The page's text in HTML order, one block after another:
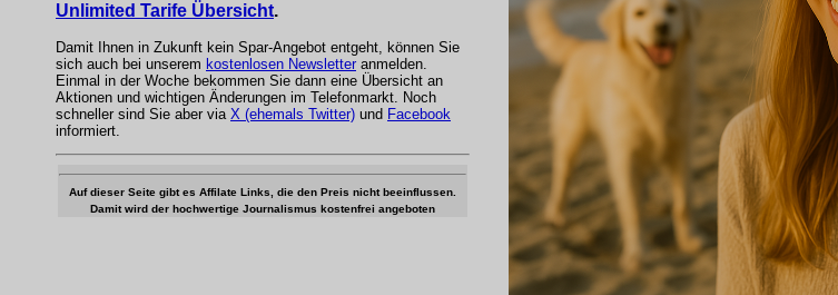
Unlimited Tarife Übersicht.
Damit Ihnen in Zukunft kein Spar-Angebot entgeht, können Sie
sich auch bei unserem kostenlosen Newsletter anmelden.
Einmal in der Woche bekommen Sie dann eine Übersicht an
Aktionen und wichtigen Änderungen im Telefonmarkt. Noch
schneller sind Sie aber via X (ehemals Twitter) und Facebook
informiert.
Auf dieser Seite gibt es Affilate Links, die den Preis nicht beeinflussen.
Damit wird der hochwertige Journalismus kostenfrei angeboten